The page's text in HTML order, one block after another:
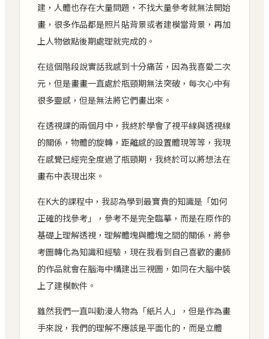
建，人體也存在大量問題，不找大量參考就無法開始
畫，很多作品都是照片貼背景或者建模當背景，再加
上人物做點後期處理就完成的。
在這個階段說實話我感到十分痛苦，因為我喜愛二次
元，但是畫畫一直處於瓶頸期無法突破，每次心中有
很多靈感，但是無法將它們畫出來。
在透視課的兩個月中，我終於學會了視平線與透視線
的關係，物體的旋轉，距離感的設置體現等等，我現
在感覺已經完全度過了瓶頸期，我終於可以將想法在
畫布中表現出來。
在K大的課程中，我認為學到最寶貴的知識是「如何
正確的找參考」，參考不是完全臨摹，而是在原作的
基礎上理解透視，理解體塊與體塊之間的關係，將參
考圖轉化為知識和經驗，現在我看到自己喜歡的畫師
的作品就會在腦海中構建出三視圖，如同在大腦中裝
上了建模軟件。
雖然我們一直叫動漫人物為「紙片人」，但是作為畫
手來說，我們的理解不應該是平面化的，而是立體